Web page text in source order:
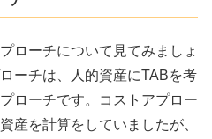
ローチについて見てみましょ
ーチは、人的資産にTABを考
ローチです。コストアプロー
産を計算をしていましたが、